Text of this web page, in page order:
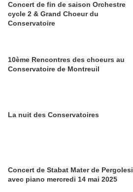
Concert de fin de saison Orchestre
cycle 2 & Grand Choeur du
Conservatoire
10ème Rencontres des choeurs au
Conservatoire de Montreuil
La nuit des Conservatoires
Concert de Stabat Mater de Pergolesi
avec piano mercredi 14 mai 2025